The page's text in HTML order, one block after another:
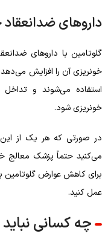
داروهای
گلوتامین با داروهای
خونریزی آن را افزایش
استفاده می‌شوند و تداخل
خونریزی شود.
در صورتی که هر یک از
می‌کنید حتماً پزشک معالج
برای کاهش عوارض
عمل کنید.
چه کسانی